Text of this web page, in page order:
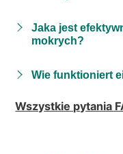
Jaka jest
mokrych?
Wie funktioniert
Wszystkie pytania